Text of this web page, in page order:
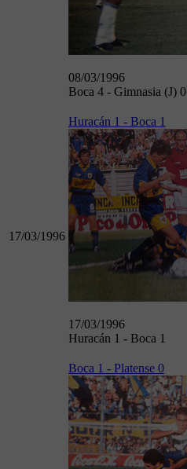
08/03/1996
Boca 4 - Gimnasia (J) 0
17/03/1996
Huracán 1 - Boca 1
17/03/1996
Huracán 1 - Boca 1
Boca 1 - Platense 0